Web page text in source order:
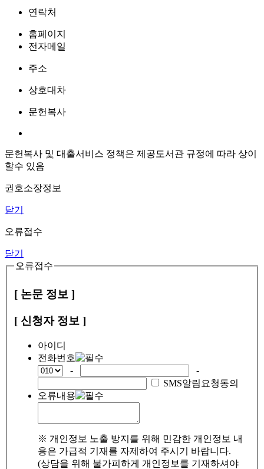
연락처
홈페이지
전자메일
주소
상호대차
문헌복사
문헌복사 및 대출서비스 정책은 제공도서관 규정에 따라 상이
할수 있음
권호소장정보
닫기
오류접수
닫기
오류접수
[ 논문 정보 ]
[ 신청자 정보 ]
아이디
전화번호
-
-
SMS알림요청동의
오류내용
※ 개인정보 노출 방지를 위해 민감한 개인정보 내
용은 가급적 기재를 자제하여 주시기 바랍니다.
(상담을 위해 불가피하게 개인정보를 기재하셔야